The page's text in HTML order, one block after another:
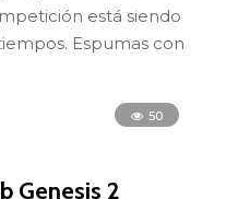
está siendo
Espumas con
50
Genesis 2